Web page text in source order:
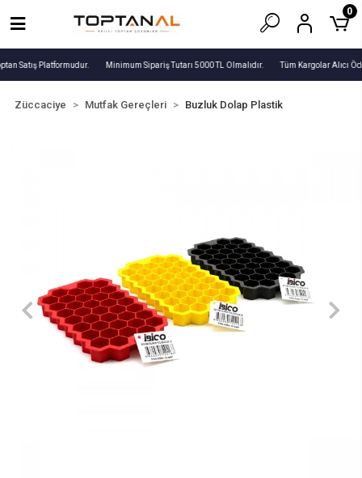
Satış Platformudur. Minimum Sipariş Tutarı 5000 TL Olmalıdır. Tüm Kargolar Alıcı
0
Züccaciye Mutfak Gereçleri Buzluk Dolap Plastik